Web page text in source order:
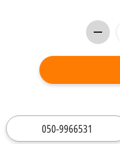
050-9966531